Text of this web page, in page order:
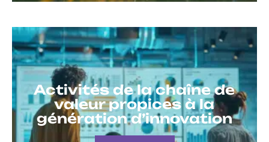
Activités de la chaîne de
valeur propices à la
génération d’innovation